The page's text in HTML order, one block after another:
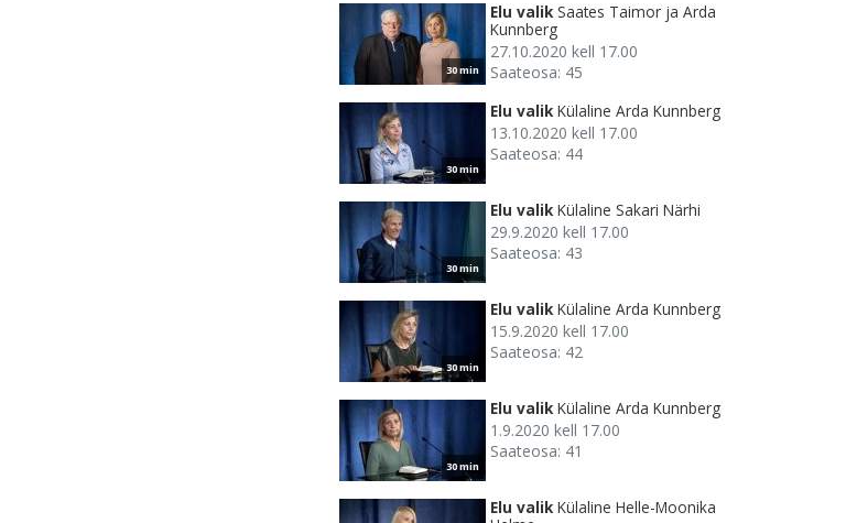
30 min
Elu valik Saates Taimor ja Arda
Kunnberg
27.10.2020 kell 17.00
Saateosa: 45
30 min
Elu valik Külaline Arda Kunnberg
13.10.2020 kell 17.00
Saateosa: 44
30 min
Elu valik Külaline Sakari Närhi
29.9.2020 kell 17.00
Saateosa: 43
30 min
Elu valik Külaline Arda Kunnberg
15.9.2020 kell 17.00
Saateosa: 42
30 min
Elu valik Külaline Arda Kunnberg
1.9.2020 kell 17.00
Saateosa: 41
Elu valik Külaline Helle-Moonika